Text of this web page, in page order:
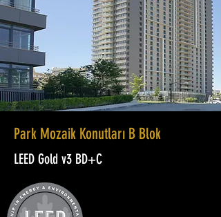
Park Mozaik Konutları B Blok
LEED Gold v3 BD+C